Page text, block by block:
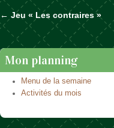
Naviguer dans
← Jeu « Les contraires »
Mon planning
Menu de la semaine
Activités du mois